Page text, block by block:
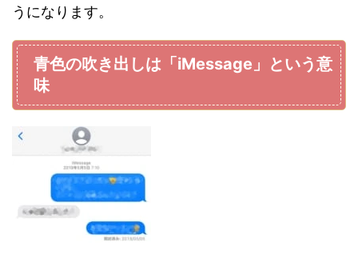
うになります。
青色の吹き出しは「iMessage」という意
味